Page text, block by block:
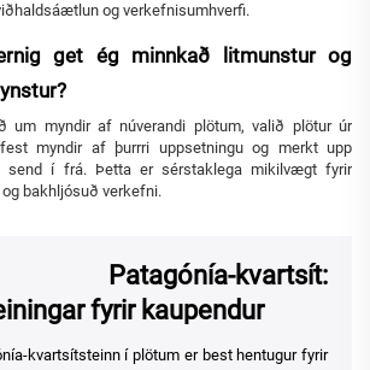
og verkefnisumhverfi.
get ég minnkað litmunstur og
um myndir af núverandi plötum, valið plötur úr
myndir af þurrri uppsetningu og merkt upp
send í frá. Þetta er sérstaklega mikilvægt fyrir
bakhljósuð verkefni.
Patagónía-kvartsít:
fyrir kaupendur
kvartsítsteinn í plötum er best hentugur fyrir